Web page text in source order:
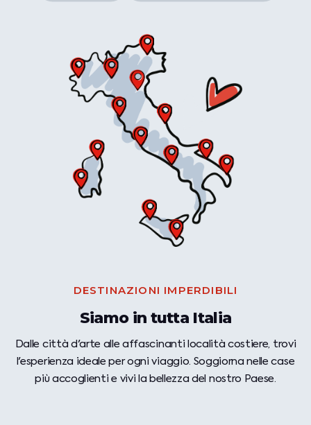
DESTINAZIONI IMPERDIBILI
Siamo in tutta Italia
Dalle città d'arte alle affascinanti località costiere, trovi
l'esperienza ideale per ogni viaggio. Soggiorna nelle case
più accoglienti e vivi la bellezza del nostro Paese.